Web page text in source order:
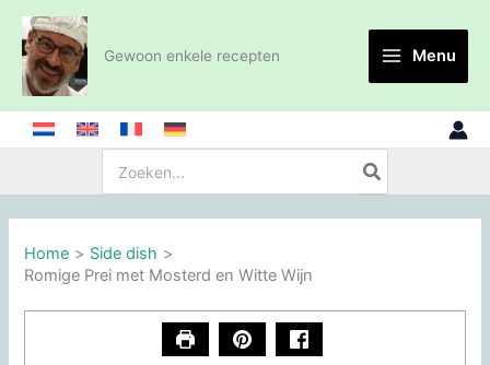
naar
inhoud
Gewoon enkele recepten Menu
Home
Side dish
Romige Prei met Mosterd en Witte Wijn